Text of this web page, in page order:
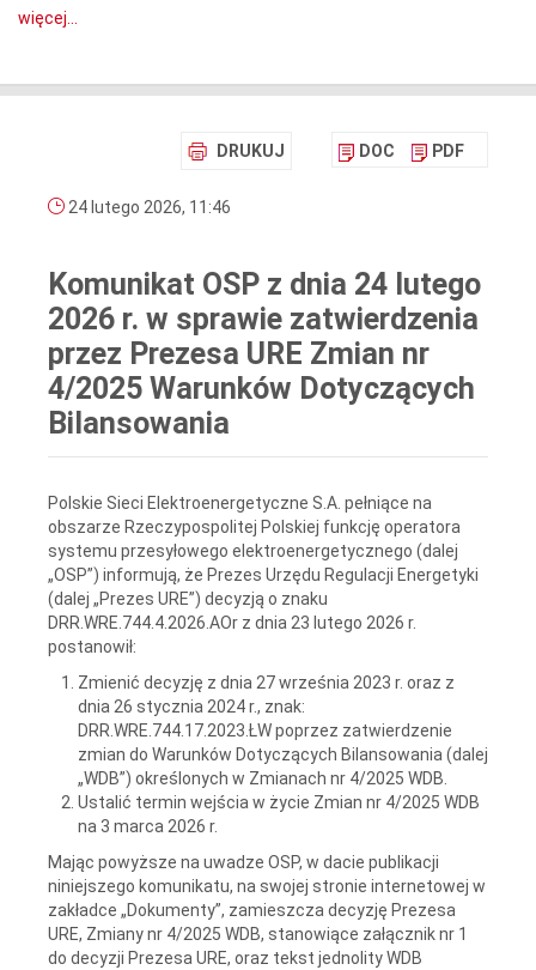
więcej...
DRUKUJ DOC PDF
24 lutego 2026, 11:46
Komunikat OSP z dnia 24 lutego
2026 r. w sprawie zatwierdzenia
przez Prezesa URE Zmian nr
4/2025 Warunków Dotyczących
Bilansowania
Polskie Sieci Elektroenergetyczne S.A. pełniące na
obszarze Rzeczypospolitej Polskiej funkcję operatora
systemu przesyłowego elektroenergetycznego (dalej
„OSP”) informują, że Prezes Urzędu Regulacji Energetyki
(dalej „Prezes URE”) decyzją o znaku
DRR.WRE.744.4.2026.AOr z dnia 23 lutego 2026 r.
postanowił:
Zmienić decyzję z dnia 27 września 2023 r. oraz z
dnia 26 stycznia 2024 r., znak:
DRR.WRE.744.17.2023.ŁW poprzez zatwierdzenie
zmian do Warunków Dotyczących Bilansowania (dalej
„WDB”) określonych w Zmianach nr 4/2025 WDB.
Ustalić termin wejścia w życie Zmian nr 4/2025 WDB
na 3 marca 2026 r.
Mając powyższe na uwadze OSP, w dacie publikacji
niniejszego komunikatu, na swojej stronie internetowej w
zakładce „Dokumenty”, zamieszcza decyzję Prezesa
URE, Zmiany nr 4/2025 WDB, stanowiące załącznik nr 1
do decyzji Prezesa URE, oraz tekst jednolity WDB